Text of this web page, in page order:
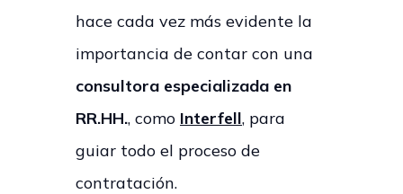
hace cada vez más evidente la
importancia de contar con una
consultora especializada en
RR.HH., como Interfell, para
guiar todo el proceso de
contratación.